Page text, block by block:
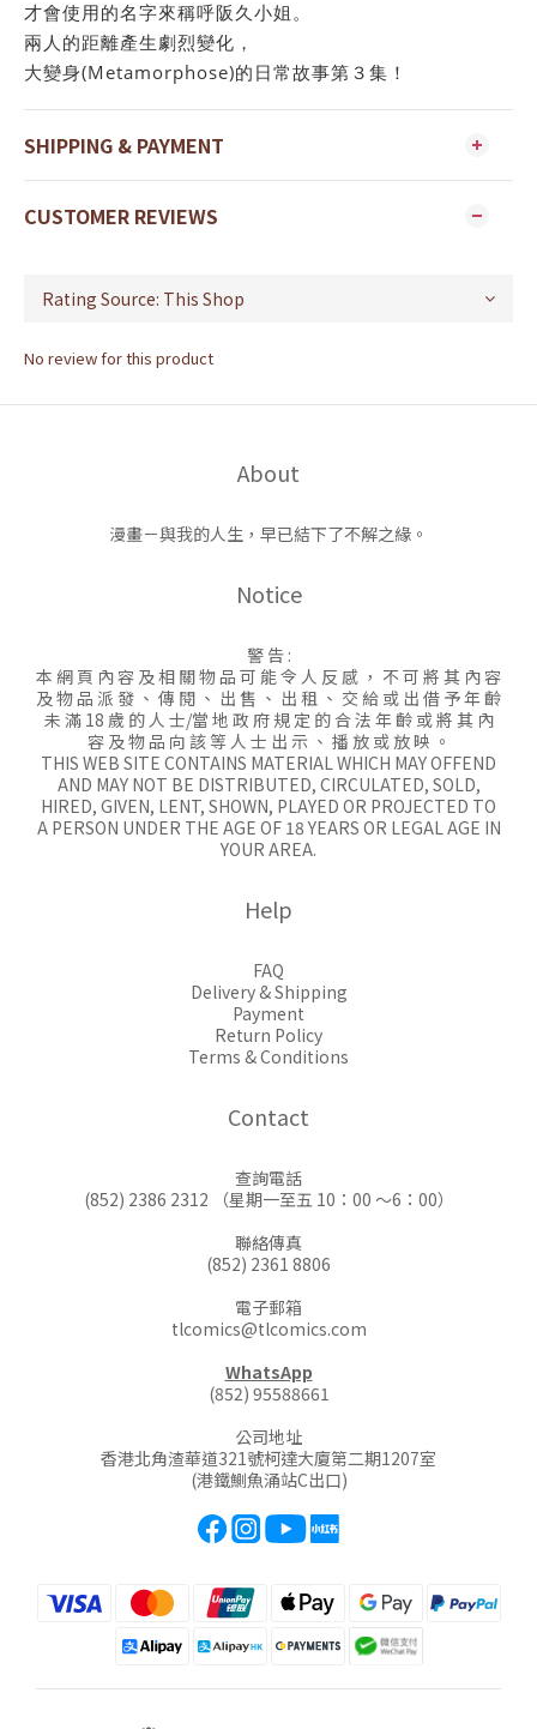
才會使用的名字來稱呼阪久小姐。
兩人的距離產生劇烈變化，
大變身(Metamorphose)的日常故事第３集！
SHIPPING & PAYMENT
CUSTOMER REVIEWS
No review for this product
About
漫畫－與我的人生，早已結下了不解之緣。
Notice
警 告 :
本 網 頁 內 容 及 相 關 物 品 可 能 令 人 反 感 ， 不 可 將 其 內 容
及 物 品 派 發 、 傳 閱 、 出 售 、 出 租 、 交 給 或 出 借 予 年 齡
未 滿 18 歲 的 人 士/當 地 政 府 規 定 的 合 法 年 齡 或 將 其 內
容 及 物 品 向 該 等 人 士 出 示 、 播 放 或 放 映 。
THIS WEB SITE CONTAINS MATERIAL WHICH MAY OFFEND
AND MAY NOT BE DISTRIBUTED, CIRCULATED, SOLD,
HIRED, GIVEN, LENT, SHOWN, PLAYED OR PROJECTED TO
A PERSON UNDER THE AGE OF 18 YEARS OR LEGAL AGE IN
YOUR AREA.
Help
FAQ
Delivery & Shipping
Payment
Return Policy
Terms & Conditions
Contact
查詢電話
(852) 2386 2312 （星期一至五 10：00 ～6：00）
聯絡傳真
(852) 2361 8806
電子郵箱
tlcomics@tlcomics.com
WhatsApp
(852) 95588661
公司地址
香港北角渣華道321號柯達大廈第二期1207室
(港鐵鰂魚涌站C出口)